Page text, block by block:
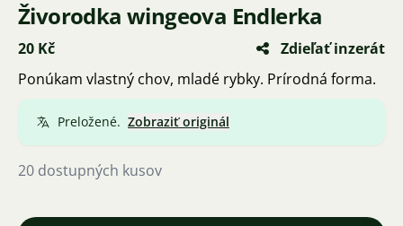
Živorodka wingeova Endlerka
20 Kč
Zdieľať inzerát
Ponúkam vlastný chov, mladé rybky. Prírodná forma.
Preložené. Zobraziť originál
20 dostupných kusov